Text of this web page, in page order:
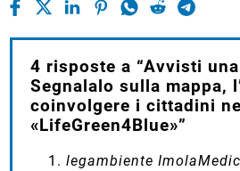
4 risposte a “Avvisti
Segnalalo sulla mappa,
coinvolgere i cittadini
«LifeGreen4Blue»”
legambiente